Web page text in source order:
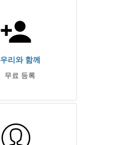
우리와 함께
무료 등록